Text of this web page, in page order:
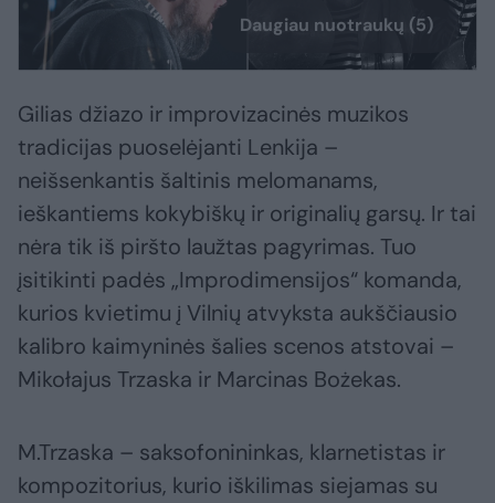
Daugiau nuotraukų (5)
Gilias džiazo ir improvizacinės muzikos
tradicijas puoselėjanti Lenkija –
neišsenkantis šaltinis melomanams,
ieškantiems kokybiškų ir originalių garsų. Ir tai
nėra tik iš piršto laužtas pagyrimas. Tuo
įsitikinti padės „Improdimensijos“ komanda,
kurios kvietimu į Vilnių atvyksta aukščiausio
kalibro kaimyninės šalies scenos atstovai –
Mikołajus Trzaska ir Marcinas Bożekas.
M.Trzaska – saksofonininkas, klarnetistas ir
kompozitorius, kurio iškilimas siejamas su